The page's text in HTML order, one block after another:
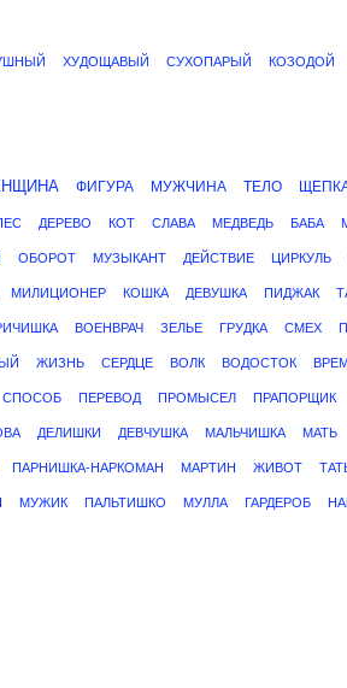
ХУДОЩАВЫЙ СУХОПАРЫЙ КОЗОДОЙ
ФИГУРА МУЖЧИНА ТЕЛО
ДЕРЕВО КОТ СЛАВА МЕДВЕДЬ БАБА
ОБОРОТ МУЗЫКАНТ ДЕЙСТВИЕ ЦИРКУЛЬ
МИЛИЦИОНЕР КОШКА ДЕВУШКА ПИДЖАК
ВОЕНВРАЧ ЗЕЛЬЕ ГРУДКА СМЕХ
ЖИЗНЬ СЕРДЦЕ ВОЛК ВОДОСТОК
СПОСОБ ПЕРЕВОД ПРОМЫСЕЛ ПРАПОРЩИК
ДЕЛИШКИ ДЕВЧУШКА МАЛЬЧИШКА МАТЬ
ПАРНИШКА-НАРКОМАН МАРТИН ЖИВОТ
МУЖИК ПАЛЬТИШКО МУЛЛА ГАРДЕРОБ